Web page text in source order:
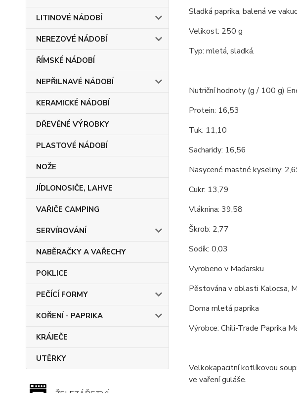
LITINOVÉ NÁDOBÍ
NEREZOVÉ NÁDOBÍ
ŘÍMSKÉ NÁDOBÍ
NEPŘILNAVÉ NÁDOBÍ
KERAMICKÉ NÁDOBÍ
DŘEVĚNÉ VÝROBKY
PLASTOVÉ NÁDOBÍ
NOŽE
JÍDLONOSIČE, LAHVE
VAŘIČE CAMPING
SERVÍROVÁNÍ
NABĚRAČKY A VAŘECHY
POKLICE
PEČÍCÍ FORMY
KOŘENÍ - PAPRIKA
KRÁJEČE
UTĚRKY
Sladká paprika, balená ve
Velikost: 250 g
Typ: mletá, sladká.
Nutriční hodnoty (g / 100 g)
Protein: 16,53
Tuk: 11,10
Sacharidy: 16,56
Nasycené mastné kyseliny:
Cukr: 13,79
Vláknina: 39,58
Škrob: 2,77
Sodík: 0,03
Vyrobeno v Maďarsku
Pěstována v oblasti Kalocsa,
Doma mletá paprika
Výrobce: Chili-Trade Paprika
Velkokapacitní kotlíkovou
ve vaření guláše.